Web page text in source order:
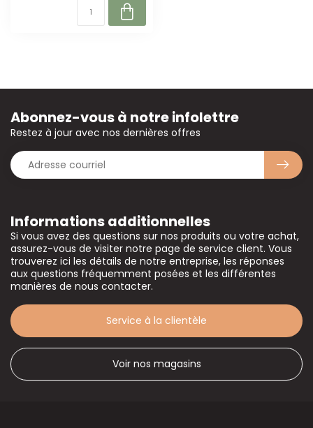
Informations additionnelles
Si vous avez des questions sur nos produits ou votre achat,
assurez-vous de visiter notre page de service client. Vous
trouverez ici les détails de notre entreprise, les réponses
aux questions fréquemment posées et les différentes
manières de nous contacter.
Service à la clientèle
Voir nos magasins
Abonnez-vous à notre infolettre
Restez à jour avec nos dernières offres